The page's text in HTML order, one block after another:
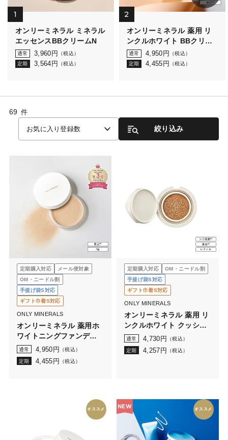
1
オンリーミネラル ミネラル
エッセンスBBクリームN
通常 3,960 円
（税込）
定期
3,564 円 （税込）
2
オンリーミネラル 薬用 リ
ンクルホワイト BBクリー
ム
通常 4,950 円
（税込）
定期
4,455 円 （税込）
69 件
お気に入り登録数 絞り込み
定期購入対応
メール便対象
OM・ニードル割
手提げ袋S対応
ギフト巾着S対応
ONLY MINERALS
オンリーミネラル 薬用ホ
ワイトニングファンデー
ション 5g
通常 4,950 円 （税込）
定期 4,455 円 （税込）
定期購入対応
OM・ニードル割
手提げ袋S対応
ギフト巾着S対応
ONLY MINERALS
オンリーミネラル 薬用 リ
ンクルホワイト クッショ
ンBB レフィル （ケース
なし）
通常 4,730 円 （税込）
定期 4,257 円 （税込）
オススメ NEW オススメ